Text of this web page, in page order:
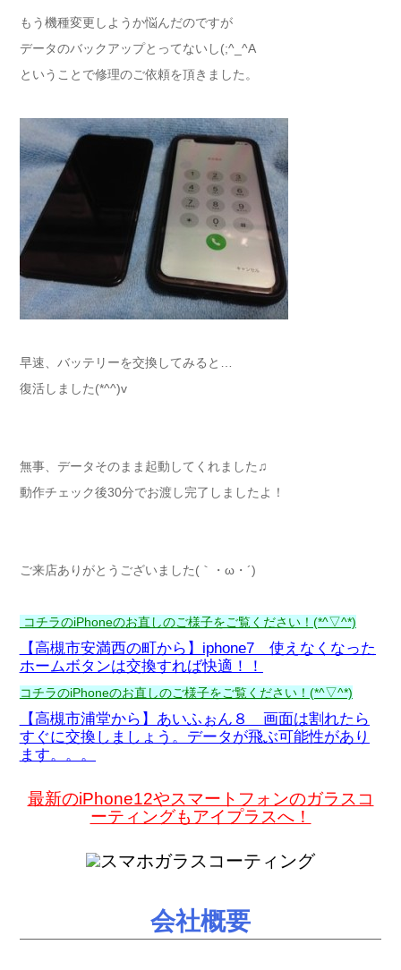
もう機種変更しようか悩んだのですが
データのバックアップとってないし(;^_^A
ということで修理のご依頼を頂きました。
早速、バッテリーを交換してみると…
復活しました(*^^)v
無事、データそのまま起動してくれました♫
動作チェック後30分でお渡し完了しましたよ！
ご来店ありがとうございました(｀・ω・´)ゞ
コチラのiPhoneのお直しのご様子をご覧ください！(*^▽^*)
【高槻市安満西の町から】iphone7 使えなくなった
ホームボタンは交換すれば快適！！
コチラのiPhoneのお直しのご様子をご覧ください！(*^▽^*)
【高槻市浦堂から】あいふぉん８ 画面は割れたら
すぐに交換しましょう。データが飛ぶ可能性があり
ます。。。
最新のiPhone12やスマートフォンのガラスコ
ーティングもアイプラスへ！
会社概要